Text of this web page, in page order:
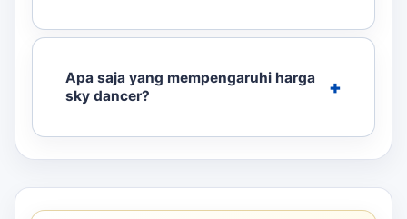
Apa saja yang mempengaruhi harga
sky dancer?